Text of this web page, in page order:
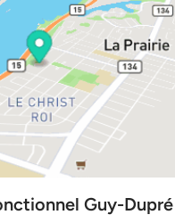
Guy-